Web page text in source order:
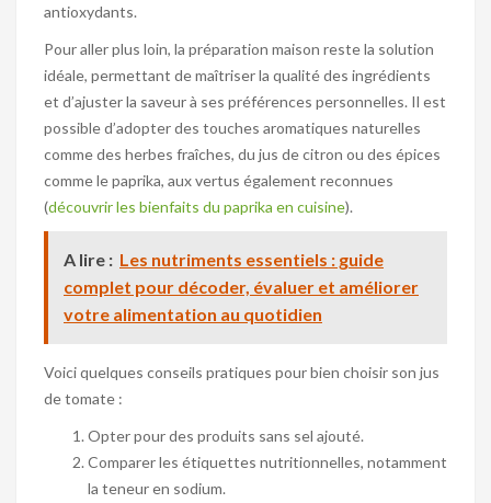
antioxydants.
Pour aller plus loin, la préparation maison reste la solution
idéale, permettant de maîtriser la qualité des ingrédients
et d’ajuster la saveur à ses préférences personnelles. Il est
possible d’adopter des touches aromatiques naturelles
comme des herbes fraîches, du jus de citron ou des épices
comme le paprika, aux vertus également reconnues
(découvrir les bienfaits du paprika en cuisine).
A lire : Les nutriments essentiels : guide
complet pour décoder, évaluer et améliorer
votre alimentation au quotidien
Voici quelques conseils pratiques pour bien choisir son jus
de tomate :
Opter pour des produits sans sel ajouté.
Comparer les étiquettes nutritionnelles, notamment
la teneur en sodium.